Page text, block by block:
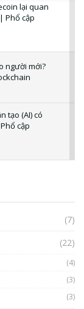
lại quan
Phổ cập
người mới?
tạo (AI) có
cập
ảnh hưởng
cập
(7)
(22)
(4)
(3)
(3)